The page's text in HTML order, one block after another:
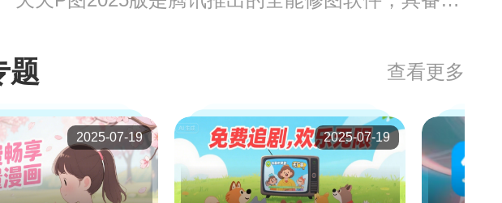
题 查看更多
2025-07-19 2025-07-19